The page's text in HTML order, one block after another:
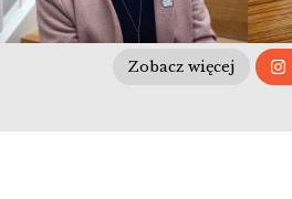
Zobacz więcej